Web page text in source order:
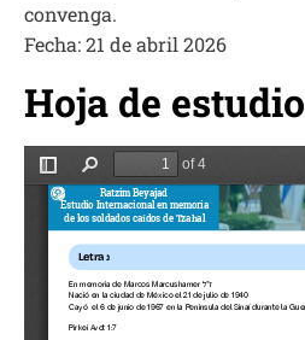
convenga.
Fecha: 21 de abril 2026
Hoja de estudio